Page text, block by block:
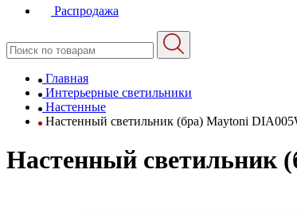
Распродажа
Главная
Интерьерные светильники
Настенные
Настенный светильник (бра) Maytoni
Настенный светильник